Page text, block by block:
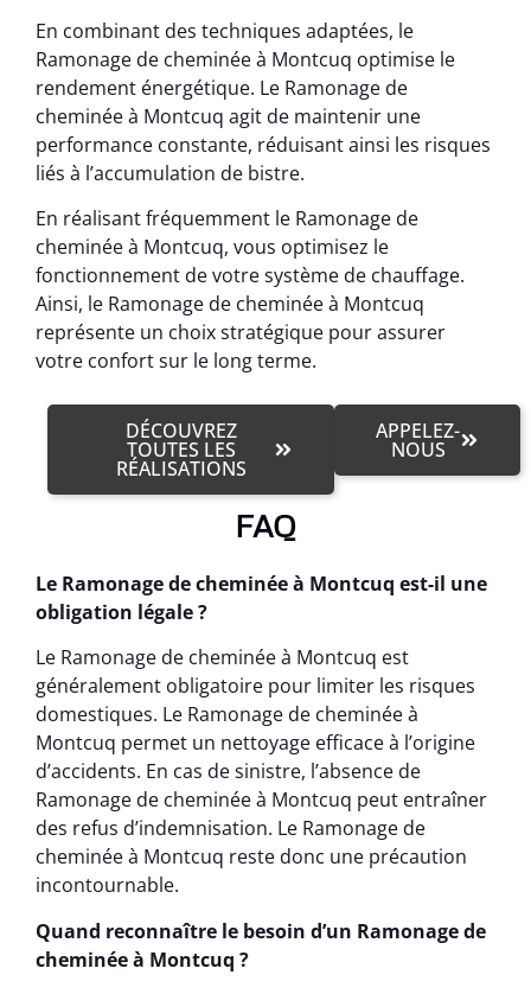
En combinant des techniques adaptées, le
Ramonage de cheminée à Montcuq optimise le
rendement énergétique. Le Ramonage de
cheminée à Montcuq agit de maintenir une
performance constante, réduisant ainsi les risques
liés à l’accumulation de bistre.
En réalisant fréquemment le Ramonage de
cheminée à Montcuq, vous optimisez le
fonctionnement de votre système de chauffage.
Ainsi, le Ramonage de cheminée à Montcuq
représente un choix stratégique pour assurer
votre confort sur le long terme.
DÉCOUVREZ
TOUTES LES
RÉALISATIONS
APPELEZ-
NOUS
FAQ
Le Ramonage de cheminée à Montcuq est-il une
obligation légale ?
Le Ramonage de cheminée à Montcuq est
généralement obligatoire pour limiter les risques
domestiques. Le Ramonage de cheminée à
Montcuq permet un nettoyage efficace à l’origine
d’accidents. En cas de sinistre, l’absence de
Ramonage de cheminée à Montcuq peut entraîner
des refus d’indemnisation. Le Ramonage de
cheminée à Montcuq reste donc une précaution
incontournable.
Quand reconnaître le besoin d’un Ramonage de
cheminée à Montcuq ?